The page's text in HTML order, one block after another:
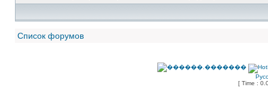
Список форумов
[ Time :